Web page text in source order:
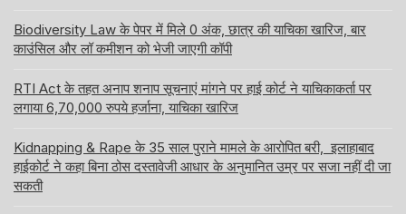
Biodiversity Law के पेपर में मिले 0 अंक, छात्र की याचिका खारिज, बार
काउंसिल और लॉ कमीशन को भेजी जाएगी कॉपी
RTI Act के तहत अनाप शनाप सूचनाएं मांगने पर हाई कोर्ट ने याचिकाकर्ता पर
लगाया 6,70,000 रुपये हर्जाना, याचिका खारिज
Kidnapping & Rape के 35 साल पुराने मामले के आरोपित बरी, इलाहाबाद
हाईकोर्ट ने कहा बिना ठोस दस्तावेजी आधार के अनुमानित उम्र पर सजा नहीं दी जा
सकती